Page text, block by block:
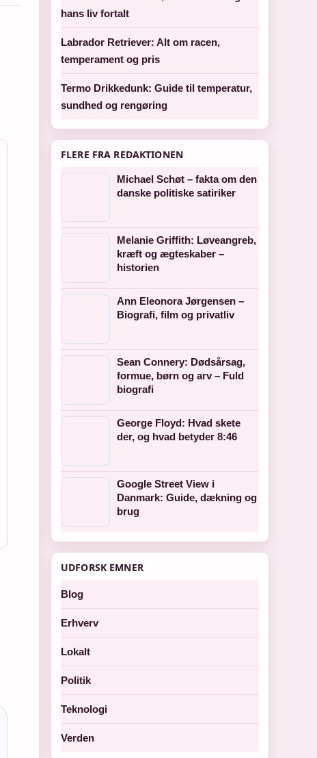
hans liv fortalt
Labrador Retriever: Alt om racen,
temperament og pris
Termo Drikkedunk: Guide til temperatur,
sundhed og rengøring
FLERE FRA REDAKTIONEN
Michael Schøt – fakta om den
danske politiske satiriker
Melanie Griffith: Løveangreb,
kræft og ægteskaber –
historien
Ann Eleonora Jørgensen –
Biografi, film og privatliv
Sean Connery: Dødsårsag,
formue, børn og arv – Fuld
biografi
George Floyd: Hvad skete
der, og hvad betyder 8:46
Google Street View i
Danmark: Guide, dækning og
brug
UDFORSK EMNER
Blog
Erhverv
Lokalt
Politik
Teknologi
Verden